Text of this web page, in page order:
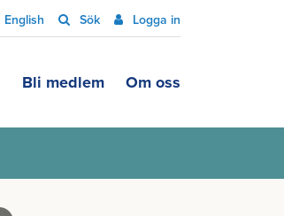
English Sök Logga in
Bli medlem Om oss